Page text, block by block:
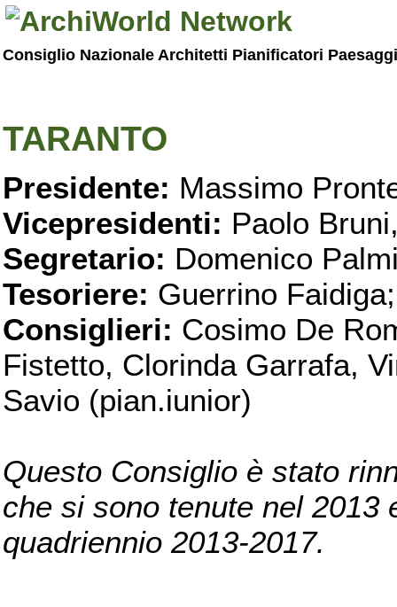
Consiglio Nazionale Architetti Pianificatori
TARANTO
Presidente: Massimo
Vicepresidenti: Paolo
Segretario: Domenico
Tesoriere: Guerrino Faidiga;
Consiglieri: Cosimo De
Fistetto, Clorinda Garrafa,
Savio (pian.iunior)
Questo Consiglio è stato
che si sono tenute nel 2013
quadriennio 2013-2017.